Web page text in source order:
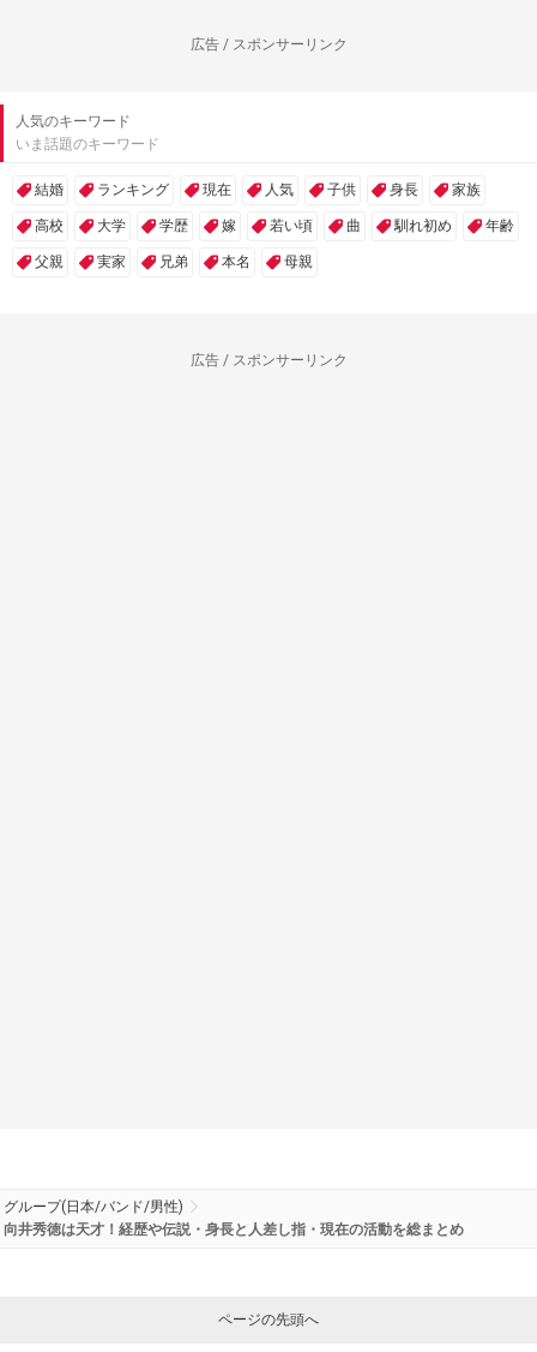
広告 / スポンサーリンク
人気のキーワード
いま話題のキーワード
結婚 ランキング 現在 人気 子供 身長 家族
高校 大学 学歴 嫁 若い頃 曲 馴れ初め 年齢
父親 実家 兄弟 本名 母親
広告 / スポンサーリンク
グループ(日本/バンド/男性)
向井秀徳は天才！経歴や伝説・身長と人差し指・現在の活動を総まとめ
ページの先頭へ